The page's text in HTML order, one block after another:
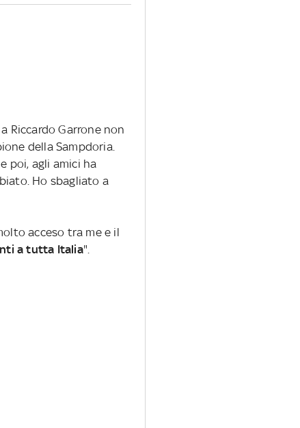
Riccardo Garrone non
della Sampdoria.
poi, agli amici ha
Ho sbagliato a
acceso tra me e il
a tutta Italia".